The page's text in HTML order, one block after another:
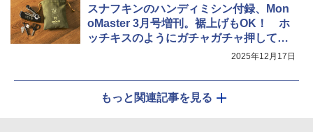
スナフキンのハンディミシン付録、Mon
oMaster 3月号増刊。裾上げもOK！ ホ
ッチキスのようにガチャガチャ押して縫
2025年12月17日
もっと関連記事を見る